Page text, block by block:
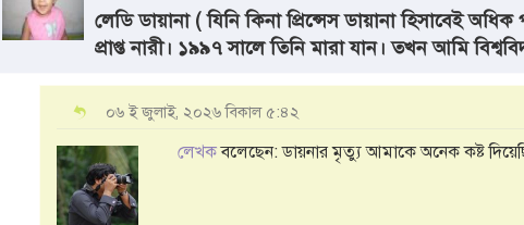
লেডি ডায়ানা ( যিনি কিনা প্রিন্সেস ডায়ানা হিসাবেই
প্রাপ্ত নারী। ১৯৯৭ সালে তিনি মারা যান। তখন আমি
০৬ ই জুলাই, ২০২৬ বিকাল ৫:৪২
লেখকবলেছেন: ডায়নার মৃত্যু আমাকে অনেক কষ্ট